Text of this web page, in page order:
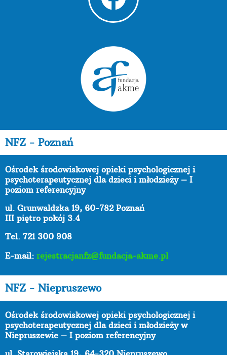
NFZ - Poznań
Ośrodek środowiskowej opieki psychologicznej i
psychoterapeutycznej dla dzieci i młodzieży – I
poziom referencyjny
ul. Grunwaldzka 19, 60-782 Poznań
III piętro pokój 3.4
Tel. 721 300 908
E-mail: rejestracjanfz@fundacja-akme.pl
NFZ - Niepruszewo
Ośrodek środowiskowej opieki psychologicznej i
psychoterapeutycznej dla dzieci i młodzieży w
Niepruszewie – I poziom referencyjny